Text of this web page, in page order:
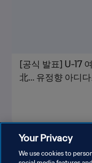
[공식 발표] U-17
北… 유정향 아디
Your Privacy
We use cookies to